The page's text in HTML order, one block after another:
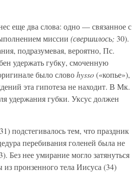
еще два слова: одно — связанное с
миссии (свершилось; 30).
подразумевая, вероятно, Пс.
удержать губку, смоченную
было словоhysso(«копье»),
эта гипотеза не находит. В Мк.
удержания губки. Уксус должен
подстегивалось тем, что праздник
перебивания голеней была не
Без нее умирание могло затянуться
пронзенного тела Иисуса (34)